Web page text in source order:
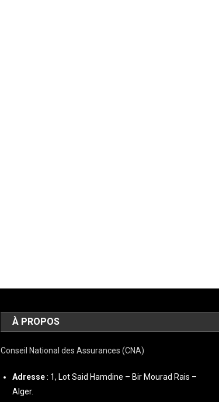
À PROPOS
Conseil National des Assurances (CNA)
Adresse: 1, Lot Said Hamdine – Bir Mourad Rais –
Alger.